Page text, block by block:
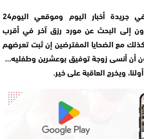
تضامني مع العاملين في جريدة أخبار اليوم وموقعي اليوم24
إلى البحث عن مورد رزق آخر في أقرب
مع الضحايا المفترضين إن ثبت تعرضهم
أن أنسى زوجة توفيق بوعشرين وطفليه…
ويخرج العاقبة على خير.